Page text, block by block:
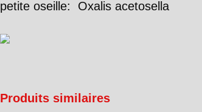
petite oseille: Oxalis acetosella
Produits similaires